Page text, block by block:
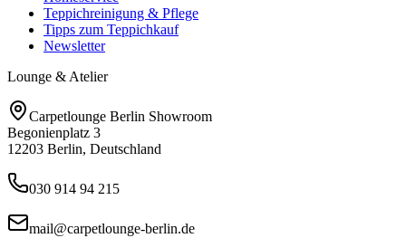
Teppichreinigung & Pflege
Tipps zum Teppichkauf
Newsletter
Lounge & Atelier
Carpetlounge Berlin Showroom
Begonienplatz 3
12203 Berlin, Deutschland
030 914 94 215
mail@carpetlounge-berlin.de